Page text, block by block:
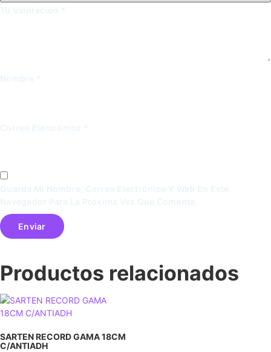
Productos relacionados
SARTEN RECORD GAMA 18CM
C/ANTIADH